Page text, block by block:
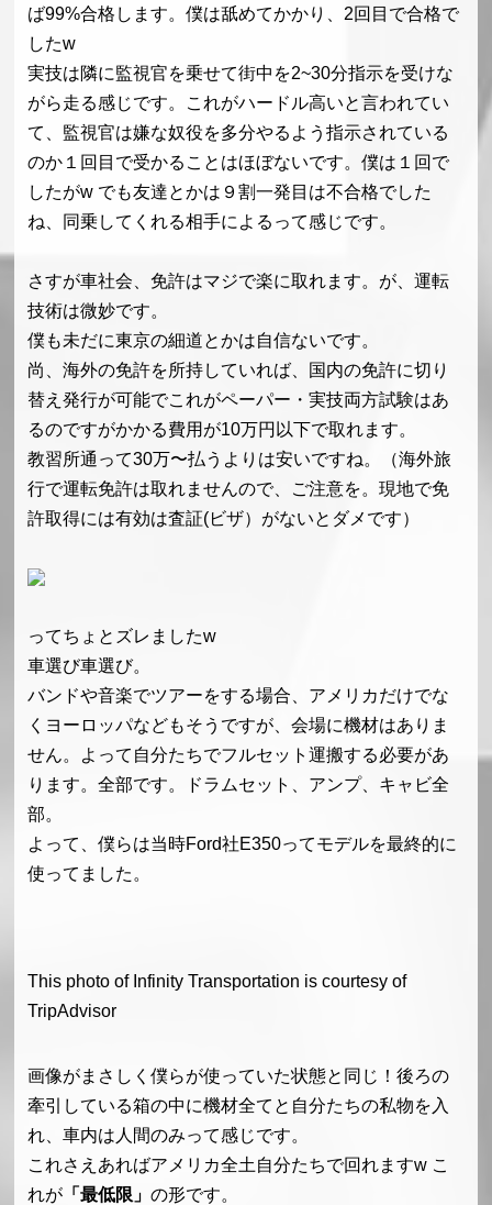
ば99%合格します。僕は舐めてかかり、2回目で合格で
したw
実技は隣に監視官を乗せて街中を2~30分指示を受けな
がら走る感じです。これがハードル高いと言われてい
て、監視官は嫌な奴役を多分やるよう指示されている
のか１回目で受かることはほぼないです。僕は１回で
したがw でも友達とかは９割一発目は不合格でした
ね、同乗してくれる相手によるって感じです。
さすが車社会、免許はマジで楽に取れます。が、運転
技術は微妙です。
僕も未だに東京の細道とかは自信ないです。
尚、海外の免許を所持していれば、国内の免許に切り
替え発行が可能でこれがペーパー・実技両方試験はあ
るのですがかかる費用が10万円以下で取れます。
教習所通って30万〜払うよりは安いですね。（海外旅
行で運転免許は取れませんので、ご注意を。現地で免
許取得には有効は査証(ビザ）がないとダメです）
ってちょとズレましたw
車選び車選び。
バンドや音楽でツアーをする場合、アメリカだけでな
くヨーロッパなどもそうですが、会場に機材はありま
せん。よって自分たちでフルセット運搬する必要があ
ります。全部です。ドラムセット、アンプ、キャビ全
部。
よって、僕らは当時Ford社E350ってモデルを最終的に
使ってました。
This photo of Infinity Transportation is courtesy of
TripAdvisor
画像がまさしく僕らが使っていた状態と同じ！後ろの
牽引している箱の中に機材全てと自分たちの私物を入
れ、車内は人間のみって感じです。
これさえあればアメリカ全土自分たちで回れますw こ
れが 「最低限」の形です。